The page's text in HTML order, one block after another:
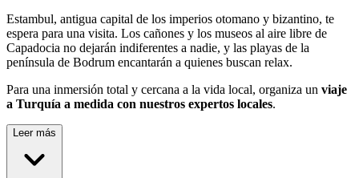
Estambul, antigua capital de los imperios otomano y bizantino, te
espera para una visita. Los cañones y los museos al aire libre de
Capadocia no dejarán indiferentes a nadie, y las playas de la
península de Bodrum encantarán a quienes buscan relax.
Para una inmersión total y cercana a la vida local, organiza un viaje
a Turquía a medida con nuestros expertos locales.
Leer más